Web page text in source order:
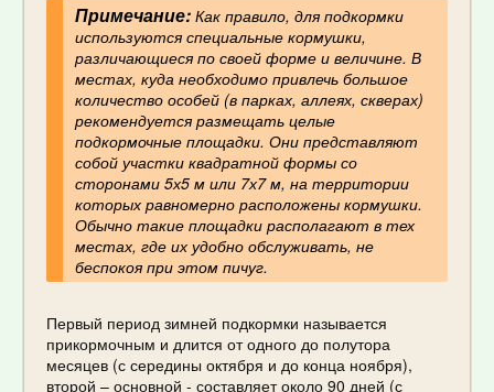
Примечание:Как правило, для подкормки
используются специальные кормушки,
различающиеся по своей форме и величине. В
местах, куда необходимо привлечь большое
количество особей (в парках, аллеях, скверах)
рекомендуется размещать целые
подкормочные площадки. Они представляют
собой участки квадратной формы со
сторонами 5х5 м или 7х7 м, на территории
которых равномерно расположены кормушки.
Обычно такие площадки располагают в тех
местах, где их удобно обслуживать, не
беспокоя при этом пичуг.
Первый период зимней подкормки называется
прикормочным и длится от одного до полутора
месяцев (с середины октября и до конца ноября),
второй – основной - составляет около 90 дней (с